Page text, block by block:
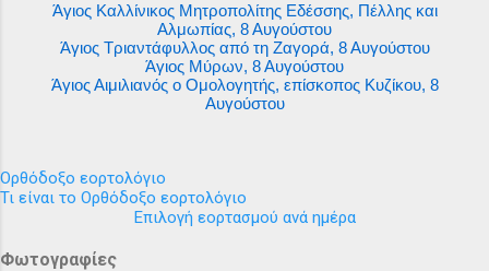
Άγιος Καλλίνικος Μητροπολίτης Εδέσσης, Πέλλης και
Αλμωπίας, 8 Αυγούστου
Άγιος Τριαντάφυλλος από τη Ζαγορά, 8 Αυγούστου
Άγιος Μύρων, 8 Αυγούστου
Άγιος Αιμιλιανός ο Ομολογητής, επίσκοπος Κυζίκου, 8
Αυγούστου
Ορθόδοξο εορτολόγιο
Τι είναι το Ορθόδοξο εορτολόγιο
Επιλογή εορτασμού ανά ημέρα
Φωτογραφίες